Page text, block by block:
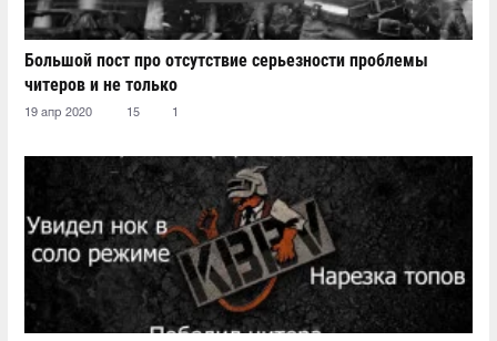
Большой пост про отсутствие серьезности проблемы
читеров и не только
19 апр 2020 15 1